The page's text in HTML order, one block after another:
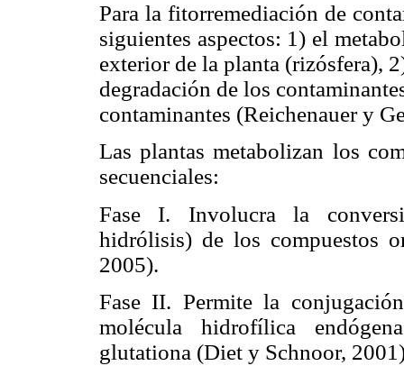
Para la fitorremediación de
siguientes aspectos: 1) el
exterior de la planta (rizósfera),
degradación de los
contaminantes (Reichenauer y
Las plantas metabolizan los
secuenciales:
Fase I. Involucra la
hidrólisis) de los compuestos
2005).
Fase II. Permite la
molécula hidrofílica
glutationa (Diet y Schnoor,